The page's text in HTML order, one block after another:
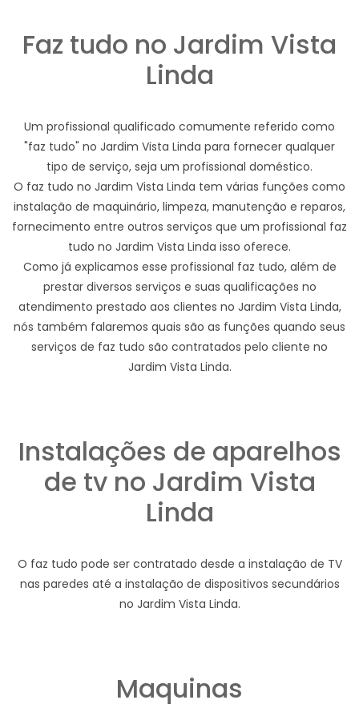
Faz tudo no Jardim Vista
Linda
Um profissional qualificado comumente referido como
"faz tudo" no Jardim Vista Linda para fornecer qualquer
tipo de serviço, seja um profissional doméstico.
O faz tudo no Jardim Vista Linda tem várias funções como
instalação de maquinário, limpeza, manutenção e reparos,
fornecimento entre outros serviços que um profissional faz
tudo no Jardim Vista Linda isso oferece.
Como já explicamos esse profissional faz tudo, além de
prestar diversos serviços e suas qualificações no
atendimento prestado aos clientes no Jardim Vista Linda,
nós também falaremos quais são as funções quando seus
serviços de faz tudo são contratados pelo cliente no
Jardim Vista Linda.
Instalações de aparelhos
de tv no Jardim Vista
Linda
O faz tudo pode ser contratado desde a instalação de TV
nas paredes até a instalação de dispositivos secundários
no Jardim Vista Linda.
Maquinas